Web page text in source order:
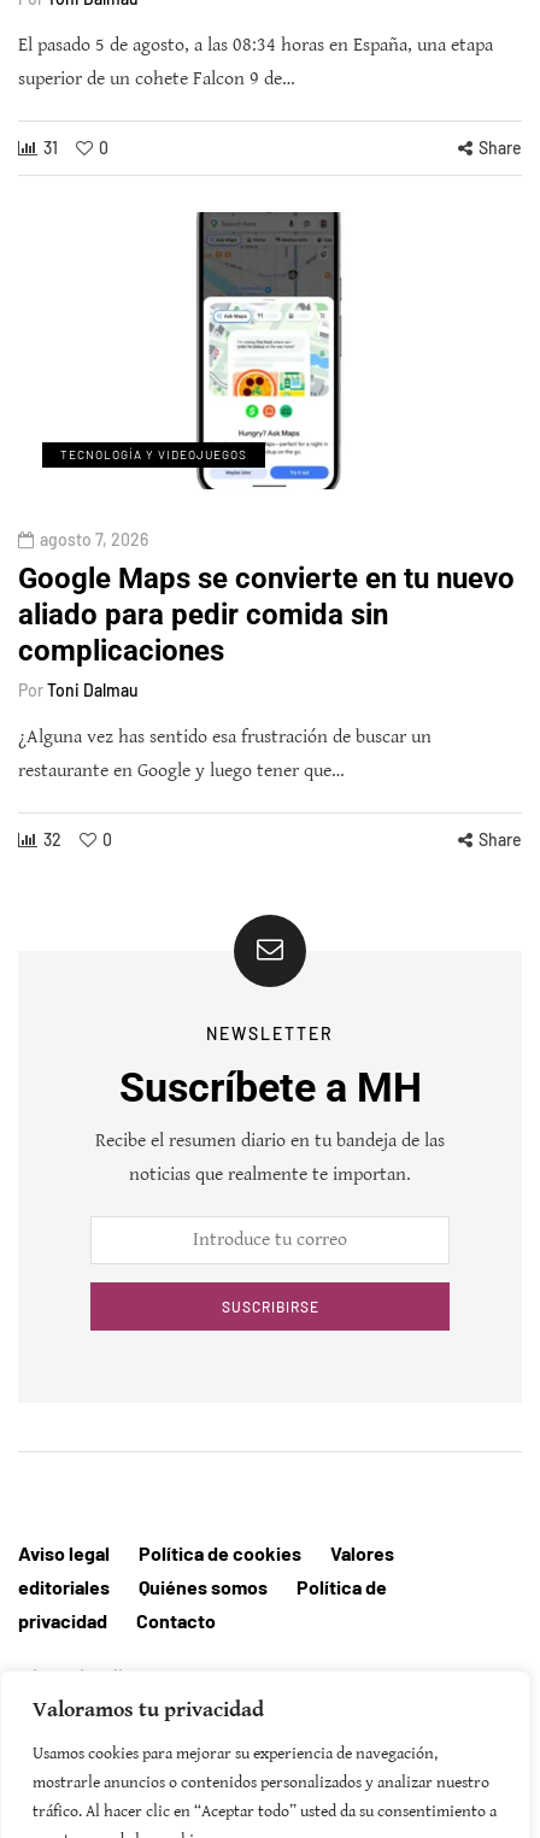
Valoramos tu privacidad
Usamos cookies para mejorar su experiencia de navegación,
mostrarle anuncios o contenidos personalizados y analizar nuestro
tráfico. Al hacer clic en “Aceptar todo” usted da su consentimiento a
El pasado 5 de agosto, a las 08:34 horas en España, una etapa
superior de un cohete Falcon 9 de…
31 0 Share
TECNOLOGÍA Y VIDEOJUEGOS
agosto 7, 2026
Google Maps se convierte en tu nuevo
aliado para pedir comida sin
complicaciones
PorToni Dalmau
¿Alguna vez has sentido esa frustración de buscar un
restaurante en Google y luego tener que…
32 0 Share
NEWSLETTER
Suscríbete a MH
Recibe el resumen diario en tu bandeja de las
noticias que realmente te importan.
SUSCRIBIRSE
Aviso legal Política de cookies
Valores
editoriales
Quiénes somos
Política de
privacidad
Contacto
Editorial MallorcaHora
SUSCRIBIRSE